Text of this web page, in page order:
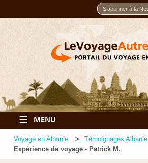
☰ MENU
Voyage en Albanie
Témoignages Albanie
Expérience de voyage - Patrick M.